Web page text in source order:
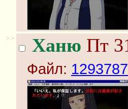
>> Ханю Пт
Файл: